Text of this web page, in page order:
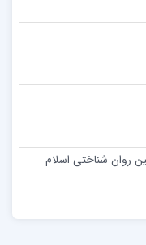
روان شناختی اسلام